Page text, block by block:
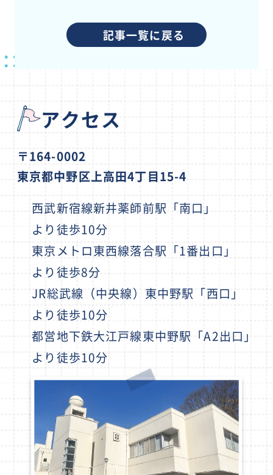
記事一覧に戻る
アクセス
〒164-0002
東京都中野区上高田4丁目15-4
西武新宿線新井薬師前駅「南口」
より徒歩10分
東京メトロ東西線落合駅「1番出口」
より徒歩8分
JR総武線（中央線）東中野駅「西口」
より徒歩10分
都営地下鉄大江戸線東中野駅「A2出口」
より徒歩10分